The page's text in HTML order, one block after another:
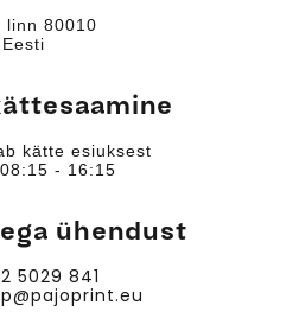
linn 80010
Eesti
kätte esiuksest
- 16:15
ühendust
5029 841